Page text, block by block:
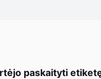
paskaityti